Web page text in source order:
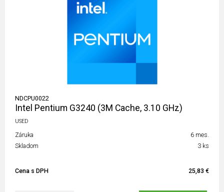
NDCPU0022
Intel Pentium G3240 (3M Cache, 3.10 GHz)
USED
Záruka
6 mes.
Skladom
3 ks
Cena s DPH 25,83 €